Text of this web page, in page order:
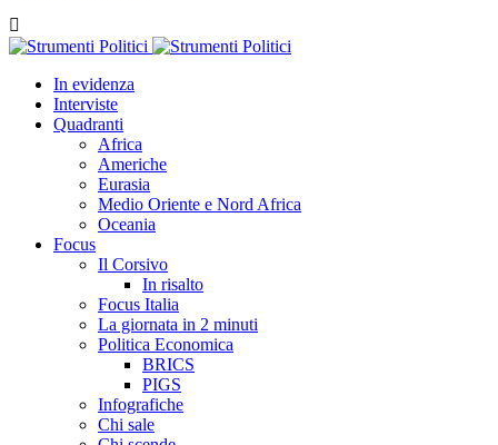
In evidenza
Interviste
Quadranti
Africa
Americhe
Eurasia
Medio Oriente e Nord Africa
Oceania
Focus
Il Corsivo
In risalto
Focus Italia
La giornata in 2 minuti
Politica Economica
BRICS
PIGS
Infografiche
Chi sale